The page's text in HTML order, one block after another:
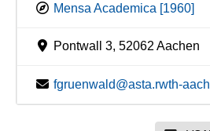
Mensa Academica [1960]
Pontwall 3, 52062 Aachen
fgruenwald@asta.rwth-